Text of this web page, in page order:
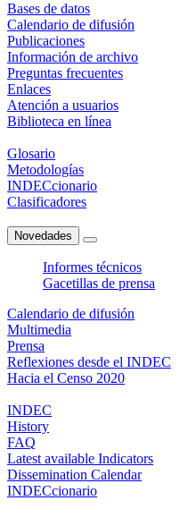
Bases de datos
Calendario de difusión
Publicaciones
Información de archivo
Preguntas frecuentes
Enlaces
Atención a usuarios
Biblioteca en línea
Glosario
Metodologías
INDECcionario
Clasificadores
Novedades
Informes técnicos
Gacetillas de prensa
Calendario de difusión
Multimedia
Prensa
Reflexiones desde el INDEC
Hacia el Censo 2020
INDEC
History
FAQ
Latest available Indicators
Dissemination Calendar
INDECcionario